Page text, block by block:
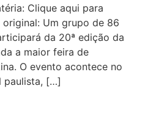
Clique aqui para
Um grupo de 86
da 20ª edição da
a maior feira de
O evento acontece no
paulista, […]